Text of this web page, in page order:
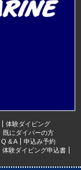
体験ダイビング
既にダイバーの方
Q & A
申込み予約
体験ダイビング申込書